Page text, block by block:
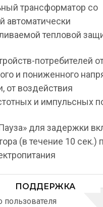
трансформатор со
автоматически
тепловой
потребителей
и пониженного
от воздействия
и импульсных
для задержки
(в течение 10 сек.)
ПОДДЕРЖКА
пользователя